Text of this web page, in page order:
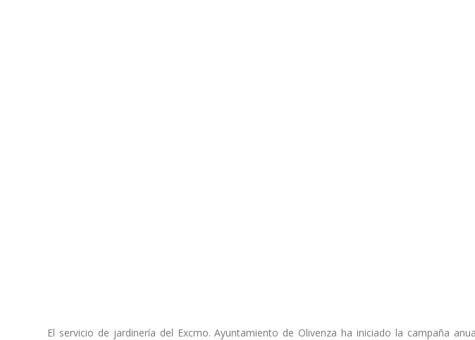
El servicio de jardinería del Excmo. Ayuntamiento de Olivenza ha iniciado la campaña